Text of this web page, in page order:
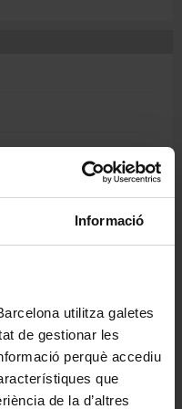
Informació
utilitza galetes
de gestionar les
perquè accediu
que
de la d’altres